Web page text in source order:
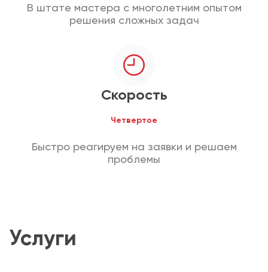
В штате мастера с многолетним опытом
решения сложных задач
Скорость
Четвертое
Быстро реагируем на заявки и решаем
проблемы
Услуги